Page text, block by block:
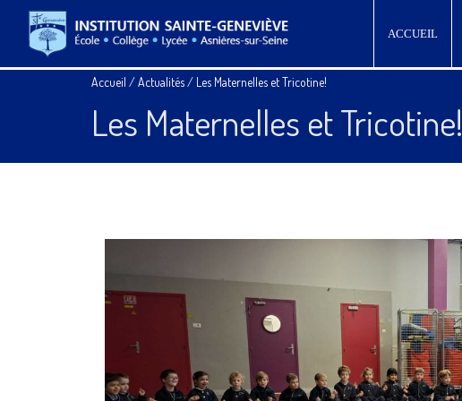
ACCUEIL
Accueil /Actualités/ Les Maternelles et Tricotine!
Les Maternelles et Tricotine!